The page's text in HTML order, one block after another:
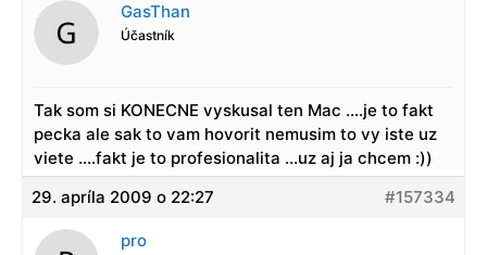
GasThan
Účastník
Tak som si KONECNE vyskusal ten Mac ….je to fakt
pecka ale sak to vam hovorit nemusim to vy iste uz
viete ….fakt je to profesionalita …uz aj ja chcem :))
29. apríla 2009 o 22:27
#157334
pro